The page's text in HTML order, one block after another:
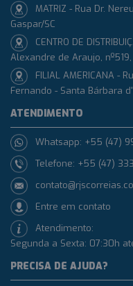
MATRIZ - Rua Dr.
Gaspar/SC
CENTRO DE
Alexandre de Araujo,
FILIAL AMERICANA -
Fernando - Santa Bárbara
ATENDIMENTO
Whatsapp: +55 (47)
Telefone: +55 (47)
Entre em contato
Atendimento:
Segunda a Sexta: 07:30h
PRECISA DE AJUDA?